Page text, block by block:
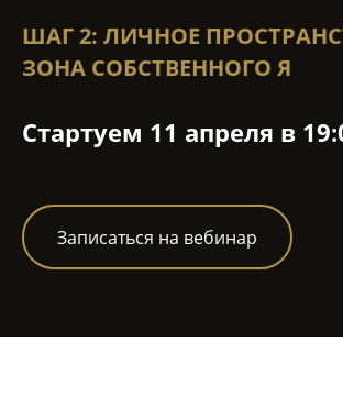
ШАГ 2: ЛИЧНОЕ
ЗОНА СОБСТВЕННОГО Я
Стартуем 11 апреля в
Записаться на вебинар